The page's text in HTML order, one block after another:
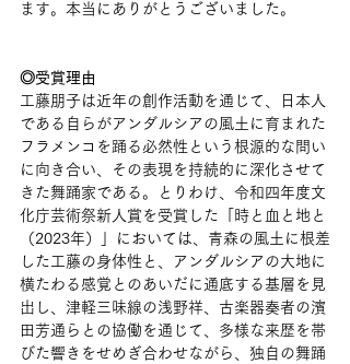
ます。本当にありがとうございました。
◎受賞理由
工藤朋子は近年の創作活動を通じて、日本人
である自らがアンダルシアの風土に育まれた
フラメンコを踊る必然性という根源的な問い
に向き合い、その表現を持続的に深化させて
きた舞踊家である。とりわけ、令和四年度文
化庁芸術祭新人賞を受賞した「時と血と地と
（2023年）」においては、青森の風土に根差
した工藤の身体性と、アンダルシアの大地に
横たわる感覚とのあいだに通底する基層を見
出し、津軽三味線の浅野祥、古楽器奏者の濱
田芳通らとの協働を通じて、多様な来歴を帯
びた響きをせめぎ合わせながら、独自の舞踊